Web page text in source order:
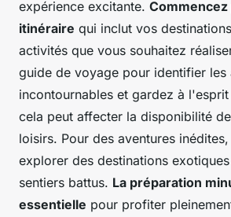
expérience excitante.
itinéraire qui inclut vos
activités que vous souhaitez
guide de voyage pour identifier les
incontournables et gardez à
cela peut affecter la disponibilité
loisirs. Pour des aventures
explorer des destinations
sentiers battus. La préparation
essentielle pour profiter